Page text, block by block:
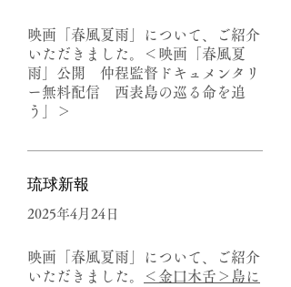
​映画「春風夏雨」について、ご紹介
いただきました。＜映画「春風夏
雨」公開 仲程監督ドキュメンタリ
ー無料配信 西表島の巡る命を追
う」＞
​琉球新報
2025年4月24日
​映画「春風夏雨」について、ご紹介
いただきました。
＜金口木舌＞島に